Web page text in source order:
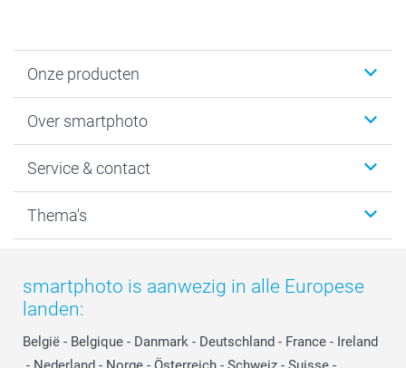
Onze producten
Fotoboeken
Fotocadeaus
Kaarten
Over smartphoto
Vacatures
Bestelproces
Privacy
Cookiebeleid
Reviews
Prijslijst
Service & contact
Tevredenheidsgarantie
smartbonus
smartfriends
service@smartphoto.nl
Affiliate partnerprogramma
Thema's
Moederdag
Vaderdag
Huwelijk
smartphoto is aanwezig in alle Europese
landen:
België - Belgique - Danmark - Deutschland - France - Ireland